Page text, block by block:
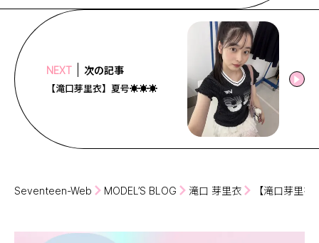
NEXT 次の記事
【滝口芽里衣】夏号☀️☀️☀️
Seventeen-Web MODEL’S BLOG 滝口 芽里衣 【滝口芽里